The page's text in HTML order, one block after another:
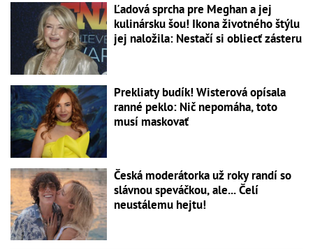
Ľadová sprcha pre Meghan a jej
kulinársku šou! Ikona životného štýlu
jej naložila: Nestačí si obliecť zásteru
Prekliaty budík! Wisterová opísala
ranné peklo: Nič nepomáha, toto
musí maskovať
Česká moderátorka už roky randí so
slávnou speváčkou, ale... Čelí
neustálemu hejtu!